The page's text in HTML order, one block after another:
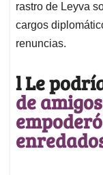
rastro de Leyva
cargos
renuncias.
l Le
de